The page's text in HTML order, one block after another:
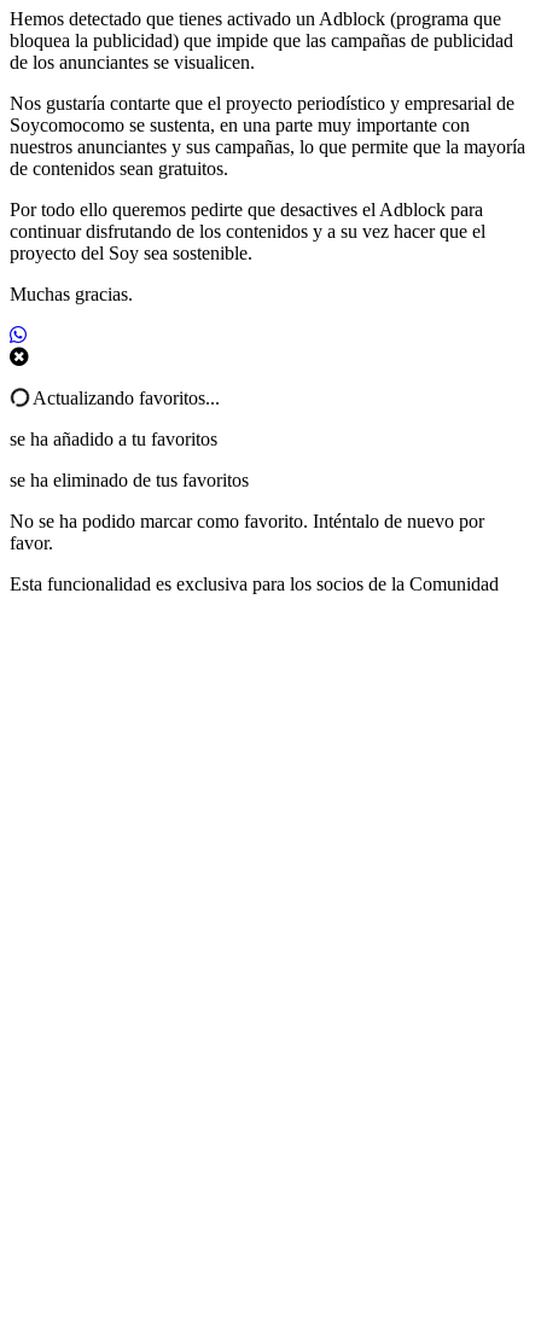
Hemos detectado que tienes activado un Adblock (programa que
bloquea la publicidad) que impide que las campañas de publicidad
de los anunciantes se visualicen.
Nos gustaría contarte que el proyecto periodístico y empresarial de
Soycomocomo se sustenta, en una parte muy importante con
nuestros anunciantes y sus campañas, lo que permite que la mayoría
de contenidos sean gratuitos.
Por todo ello queremos pedirte que desactives el Adblock para
continuar disfrutando de los contenidos y a su vez hacer que el
proyecto del Soy sea sostenible.
Muchas gracias.
Actualizando favoritos...
se ha añadido a tu favoritos
se ha eliminado de tus favoritos
No se ha podido marcar como favorito. Inténtalo de nuevo por
favor.
Esta funcionalidad es exclusiva para los socios de la Comunidad